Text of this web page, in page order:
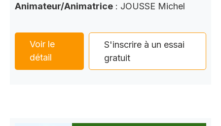
Animateur/Animatrice : JOUSSE Michel
Voir le
détail
S'inscrire à un essai
gratuit